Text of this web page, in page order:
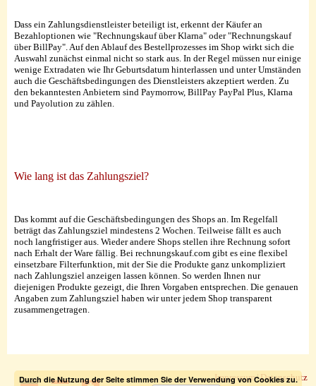
Dass ein Zahlungsdienstleister beteiligt ist, erkennt der Käufer an
Bezahloptionen wie "Rechnungskauf über Klarna" oder "Rechnungskauf
über BillPay". Auf den Ablauf des Bestellprozesses im Shop wirkt sich die
Auswahl zunächst einmal nicht so stark aus. In der Regel müssen nur einige
wenige Extradaten wie Ihr Geburtsdatum hinterlassen und unter Umständen
auch die Geschäftsbedingungen des Dienstleisters akzeptiert werden. Zu
den bekanntesten Anbietern sind Paymorrow, BillPay PayPal Plus, Klarna
und Payolution zu zählen.
Wie lang ist das Zahlungsziel?
Das kommt auf die Geschäftsbedingungen des Shops an. Im Regelfall
beträgt das Zahlungsziel mindestens 2 Wochen. Teilweise fällt es auch
noch langfristiger aus. Wieder andere Shops stellen ihre Rechnung sofort
nach Erhalt der Ware fällig. Bei rechnungskauf.com gibt es eine flexibel
einsetzbare Filterfunktion, mit der Sie die Produkte ganz unkompliziert
nach Zahlungsziel anzeigen lassen können. So werden Ihnen nur
diejenigen Produkte gezeigt, die Ihren Vorgaben entsprechen. Die genauen
Angaben zum Zahlungsziel haben wir unter jedem Shop transparent
zusammengetragen.
Impressum|Datenschutz
Durch die Nutzung der Seite stimmen Sie der Verwendung von Cookies zu.